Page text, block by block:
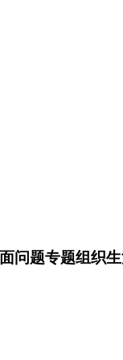
问题专题组织